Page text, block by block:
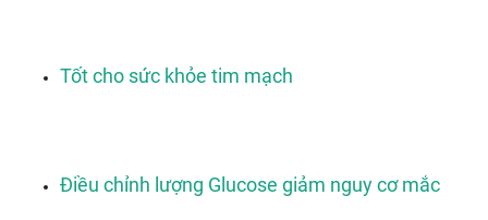
Tốt cho sức khỏe tim mạch
Điều chỉnh lượng Glucose giảm nguy cơ mắc